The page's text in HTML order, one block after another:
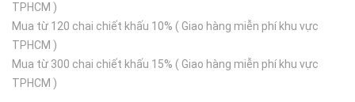
TPHCM )
Mua từ 120 chai chiết khấu 10% ( Giao hàng miễn phí khu vực
TPHCM )
Mua từ 300 chai chiết khấu 15% ( Giao hàng miễn phí khu vực
TPHCM )